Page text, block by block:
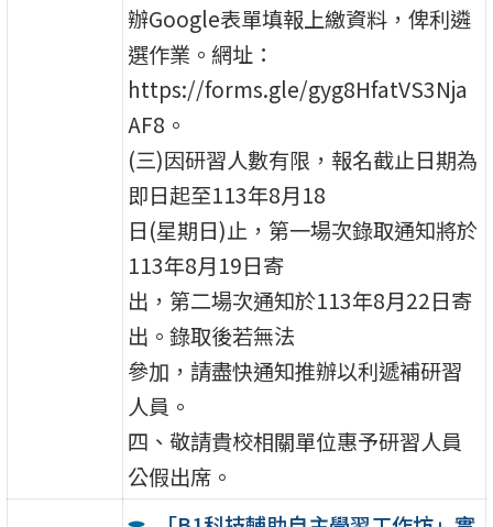
辦Google表單填報上繳資料，俾利遴
選作業。網址：
https://forms.gle/gyg8HfatVS3Nja
AF8。
(三)因研習人數有限，報名截止日期為
即日起至113年8月18
日(星期日)止，第一場次錄取通知將於
113年8月19日寄
出，第二場次通知於113年8月22日寄
出。錄取後若無法
參加，請盡快通知推辦以利遞補研習
人員。
四、敬請貴校相關單位惠予研習人員
公假出席。